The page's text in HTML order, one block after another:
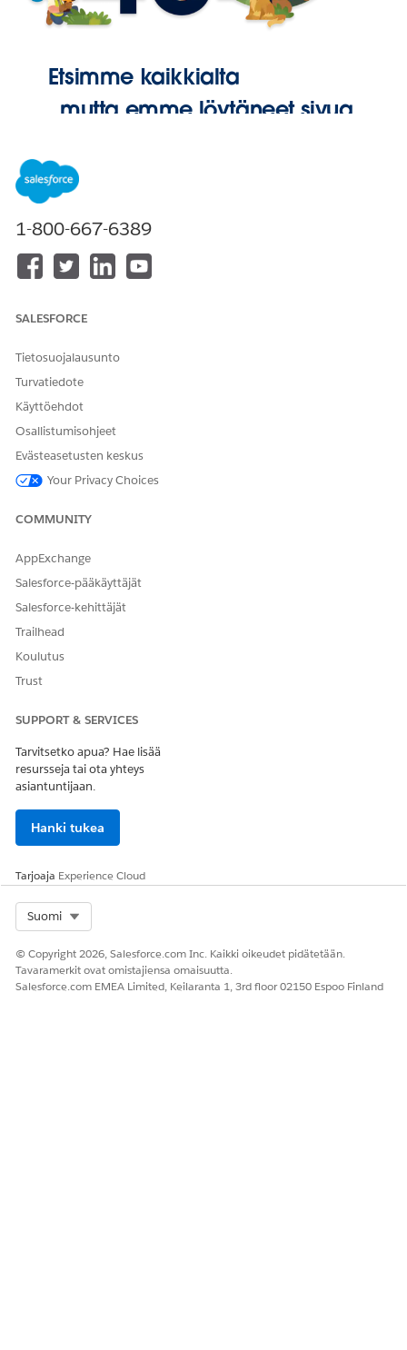
Etsimme kaikkialta
, mutta emme löytäneet sivua.
1-800-667-6389
SALESFORCE
Tietosuojalausunto
Turvatiedote
Käyttöehdot
Osallistumisohjeet
Evästeasetusten keskus
Your Privacy Choices
COMMUNITY
AppExchange
Salesforce-pääkäyttäjät
Salesforce-kehittäjät
Trailhead
Koulutus
Trust
SUPPORT & SERVICES
Tarvitsetko apua? Hae lisää
resursseja tai ota yhteys
asiantuntijaan.
Hanki tukea
Tarjoaja Experience Cloud
Suomi
© Copyright 2026, Salesforce.com Inc. Kaikki oikeudet pidätetään.
Tavaramerkit ovat omistajiensa omaisuutta.
Salesforce.com EMEA Limited, Keilaranta 1, 3rd floor 02150 Espoo Finland